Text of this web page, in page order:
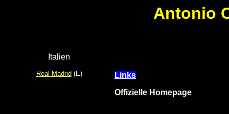
Antonio
Italien
Real Madrid (E)
Links
Offizielle Homepage